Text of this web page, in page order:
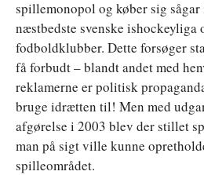
spillemonopol og køber sig
næstbedste svenske ishockeyliga
fodboldklubber. Dette forsøger
få forbudt – blandt andet med
reklamerne er politisk
bruge idrætten til! Men med
afgørelse i 2003 blev der stillet
man på sigt ville kunne
spilleområdet.